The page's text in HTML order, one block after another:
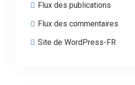
Flux des publications
Flux des commentaires
Site de WordPress-FR